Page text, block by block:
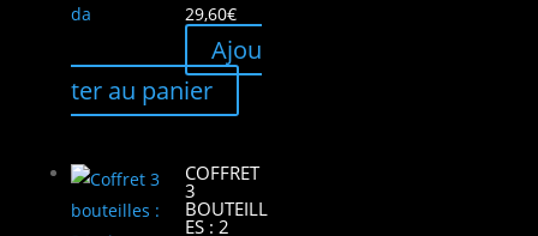
29,60€
Ajou
ter au panier
COFFRET
3
BOUTEILL
ES : 2